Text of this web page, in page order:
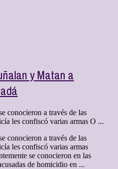
y Matan a
conocieron a través de las
les confiscó varias armas O ...
conocieron a través de las
les confiscó varias armas
se conocieron en las
de homicidio en ...